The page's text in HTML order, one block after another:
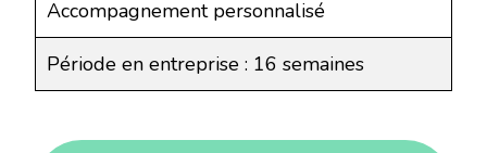
Accompagnement personnalisé
Période en entreprise : 16 semaines